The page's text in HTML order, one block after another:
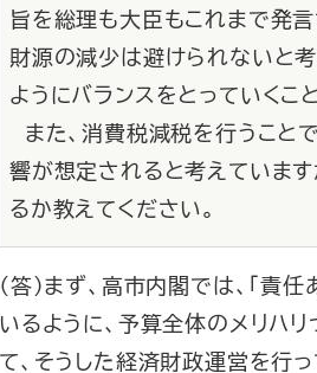
旨を総理も大臣もこれまで発
財源の減少は避けられないと
ようにバランスをとっていくこ
また、消費税減税を行うこと
響が想定されると考えています
るか教えてください。
（答）まず、高市内閣では、「
いるように、予算全体のメリハ
て、そうした経済財政運営を行